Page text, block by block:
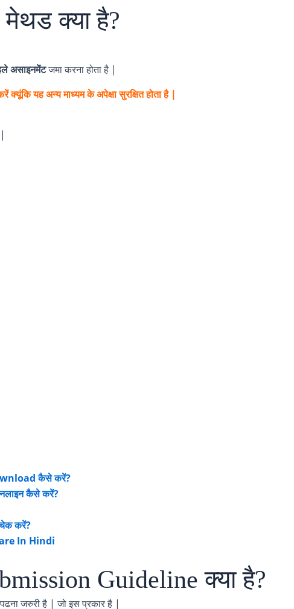
क्या है?
असाइनमेंटजमा करना होता है |
यह अन्य माध्यम के अपेक्षा सुरक्षित होता है |
कैसे करें?
कैसे करें?
करें?
In Hindi
Guideline क्या है?
जरुरी है | जो इस प्रकार है |